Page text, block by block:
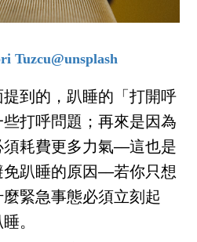
Tuzcu@unsplash
提到的，趴睡的「打開呼
打呼問題；再來是因為
耗費更多力氣──這也是
趴睡的原因──若你只想
緊急事態必須立刻起
。